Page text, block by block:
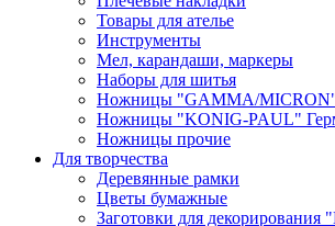
Товары для ателье
Инструменты
Мел, карандаши, маркеры
Наборы для шитья
Ножницы "GAMMA/
Ножницы "KONIG-PAUL"
Ножницы прочие
Для творчества
Деревянные рамки
Цветы бумажные
Заготовки для декорирования